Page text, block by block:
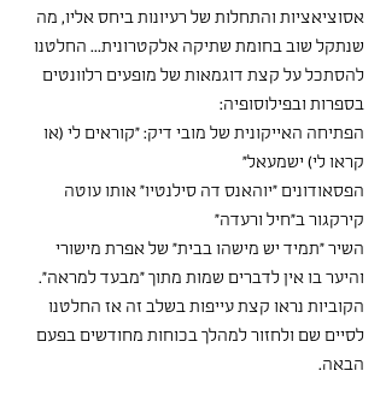
אסוציאציות והתחלות של רעיונות ביחס אליו, מה
שנתקל שוב בחומת שתיקה אלקטרונית... החלטנו
להסתכל על קצת דוגמאות של מופעים רלוונטים
בספרות ובפילוסופיה:
הפתיחה האייקונית של מובי דיק: "קוראים לי (או
קראו לי) ישמעאל"
הפסאודונים "יוהאנס דה סילנטיו" אותו עוטה
קירקגור ב"חיל ורעדה"
השיר "תמיד יש מישהו בבית" של אפרת מישורי
והיער בו אין לדברים שמות מתוך "מבעד למראה".
הקוביות נראו קצת עייפות בשלב זה אז החלטנו
לסיים שם ולחזור למהלך בכוחות מחודשים בפעם
הבאה.